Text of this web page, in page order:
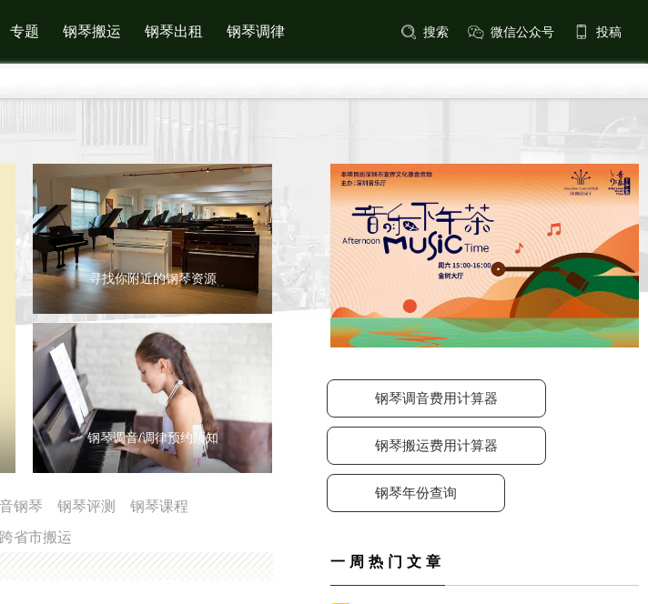
专题 钢琴搬运 钢琴出租 钢琴调律 搜索 微信公众号 投稿
钢琴搬运预约与费用指南：经济且安全的专业方案
寻找你附近的钢琴资源
钢琴调音/调律预约须知
钢琴 钢琴评测
钢琴课程
省市搬运
钢琴调音费用计算器
钢琴搬运费用计算器
钢琴年份查询
一周热门文章